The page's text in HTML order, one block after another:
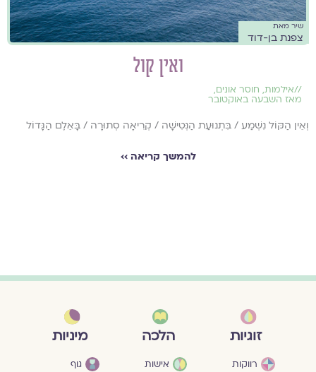
שיר מאת
צפנת בן-דוד
ואין קול
//אילמות, חוסר אונים,
מאז השבעה באוקטובר
וְאֵין הַקּוֹל נִשְׁמַע / בִּתְנוּעַת הַנְּטִישָׁה / קְרִיאָה סְתוּרָה / בָּאֵלֶם הַגָּדוֹל
להמשך קריאה ››
זוגיות
רווקות
הלכה
אישות
מיניות
גוף